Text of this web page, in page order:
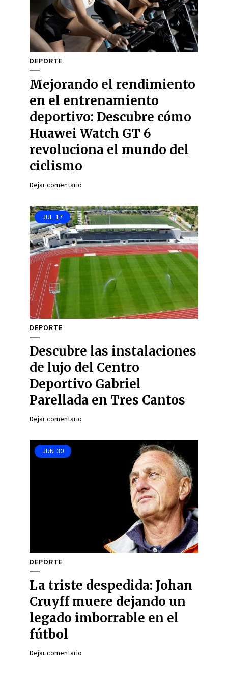
DEPORTE
Mejorando el rendimiento
en el entrenamiento
deportivo: Descubre cómo
Huawei Watch GT 6
revoluciona el mundo del
ciclismo
Dejar comentario
JUL 17
DEPORTE
Descubre las instalaciones
de lujo del Centro
Deportivo Gabriel
Parellada en Tres Cantos
Dejar comentario
JUN 30
DEPORTE
La triste despedida: Johan
Cruyff muere dejando un
legado imborrable en el
fútbol
Dejar comentario